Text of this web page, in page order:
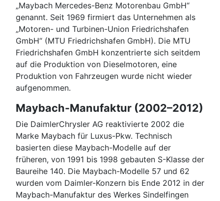
„Maybach Mercedes-Benz Motorenbau GmbH“
genannt. Seit 1969 firmiert das Unternehmen als
„Motoren- und Turbinen-Union Friedrichshafen
GmbH“ (MTU Friedrichshafen GmbH). Die MTU
Friedrichshafen GmbH konzentrierte sich seitdem
auf die Produktion von Dieselmotoren, eine
Produktion von Fahrzeugen wurde nicht wieder
aufgenommen.
Maybach-Manufaktur (2002–2012)
Die DaimlerChrysler AG reaktivierte 2002 die
Marke Maybach für Luxus-Pkw. Technisch
basierten diese Maybach-Modelle auf der
früheren, von 1991 bis 1998 gebauten S-Klasse der
Baureihe 140. Die Maybach-Modelle 57 und 62
wurden vom Daimler-Konzern bis Ende 2012 in der
Maybach-Manufaktur des Werkes Sindelfingen